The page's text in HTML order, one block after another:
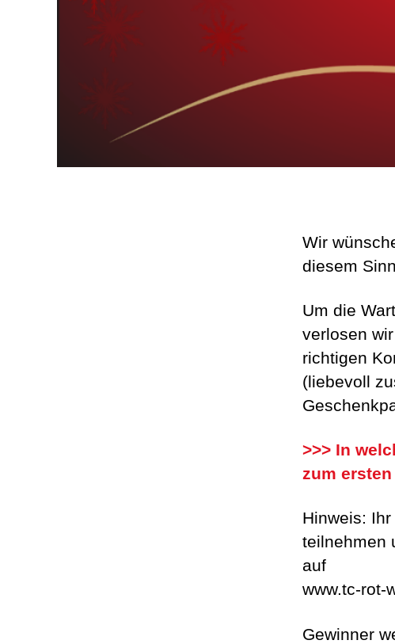
Wir
diesem
Um die
verlosen
richtigen
(liebevoll
>>> In
zum
Hinweis:
teilnehmen
auf
www.tc-rot-
Gewinner